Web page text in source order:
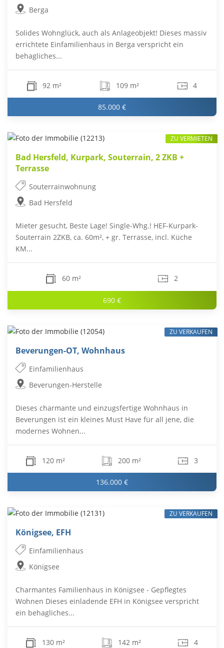
Berga
Solides Wohnglück, auch als Anlageobjekt! Dieses massiv
errichtete Einfamilienhaus in Berga verspricht ein
behagliches...
92 m² 109 m² 4
85.000 €
Bad Hersfeld, Kurpark, Souterrain, 2 ZKB +
Terrasse
Souterrainwohnung
Bad Hersfeld
Mieter gesucht, Beste Lage! Single-Whg.! HEF-Kurpark-
Souterrain 2ZKB, ca. 60m², + gr. Terrasse, incl. Küche
KM...
60 m² 2
690 €
ZU VERMIETEN
Beverungen-OT, Wohnhaus
Einfamilienhaus
Beverungen-Herstelle
Dieses charmante und einzugsfertige Wohnhaus in
Beverungen ist ein kleines Must Have für all jene, die
modernes Wohnen...
120 m² 200 m² 3
136.000 €
ZU VERKAUFEN
Königsee, EFH
Einfamilienhaus
Königsee
Charmantes Familienhaus in Königsee - Gepflegtes
Wohnen Dieses einladende EFH in Königsee verspricht
ein behagliches...
130 m² 142 m² 4
ZU VERKAUFEN